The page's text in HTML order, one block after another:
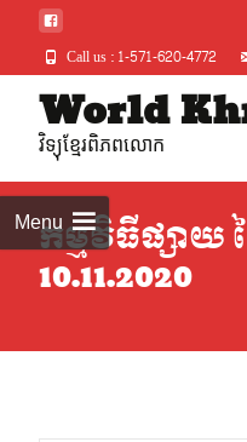
Call us : 1-571-620-4772
World
វិទ្យុខ្មែរពិភពលោក
Menuកម្មវិធីផ្សាយ ថ្
10.11.2020